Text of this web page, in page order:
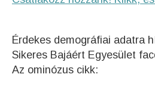
Érdekes demográfiai adatra
Sikeres Bajáért Egyesület
Az ominózus cikk: